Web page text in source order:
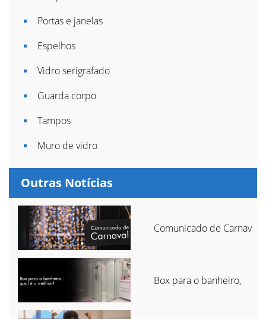
Portas e janelas
Espelhos
Vidro serigrafado
Guarda corpo
Tampos
Muro de vidro
Outras Notícias
Comunicado de Carnav
Box para o banheiro,